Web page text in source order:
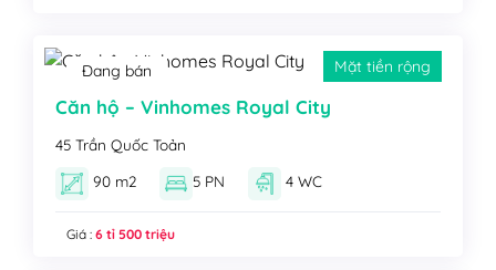
Đang bán Mặt tiền rộng
Căn hộ – Vinhomes Royal City
45 Trần Quốc Toản
90 m2
5 PN 4 WC
Giá : 6 tỉ 500 triệu